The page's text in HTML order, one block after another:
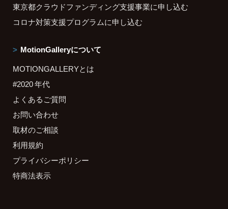
東京都クラウドファンディング支援事業に申し込む
コロナ対策支援プログラムに申し込む
MotionGalleryについて
MOTIONGALLERYとは
#2020 年代
よくあるご質問
お問い合わせ
取材のご相談
利用規約
プライバシーポリシー
特商法表示